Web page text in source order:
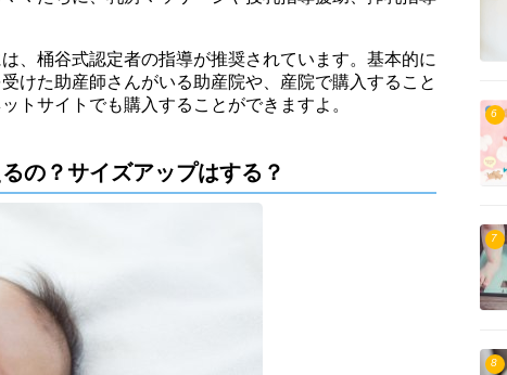
、桶谷式認定者の指導が推奨されています。基本的に
けた助産師さんがいる助産院や、産院で購入すること
トサイトでも購入することができますよ。
の？サイズアップはする？
6
7
8